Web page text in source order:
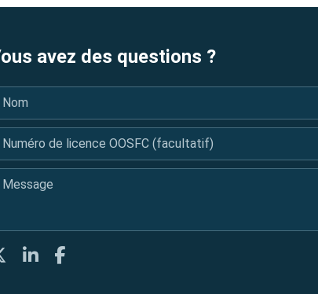
avez des questions ?
de licence OOSFC (facultatif)
LinkedInFacebook